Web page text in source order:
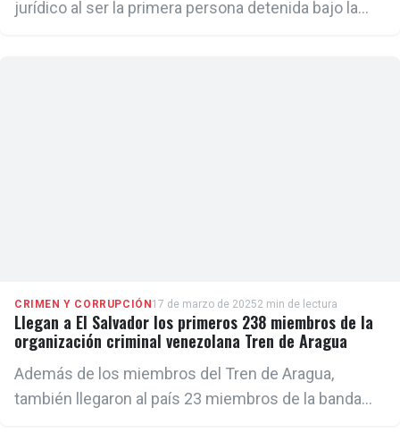
jurídico al ser la primera persona detenida bajo la
CRIMEN Y CORRUPCIÓN17 de marzo de 20252 min de lectura
Llegan a El Salvador los primeros 238 miembros de la
organización criminal venezolana Tren de Aragua
Además de los miembros del Tren de Aragua,
también llegaron al país 23 miembros de la banda